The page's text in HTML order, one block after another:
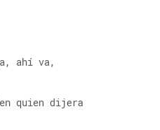
ahí va,
quien dijera